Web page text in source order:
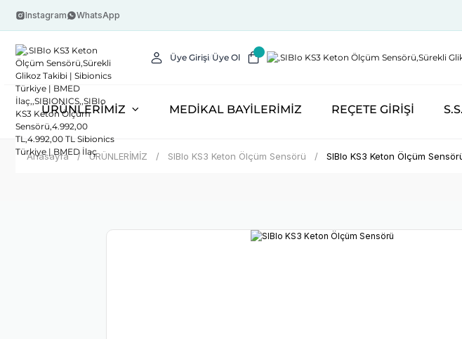
Instagram WhatsApp
Üye Girişi/Üye Ol
ÜRÜNLERİMİZ MEDİKAL BAYİLERİMİZ REÇETE GİRİŞİ
Anasayfa ÜRÜNLERİMİZ SIBIo KS3 Keton Ölçüm Sensörü SIBIo KS3 Keton Ölçüm